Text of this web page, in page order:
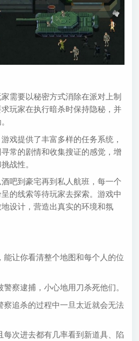
需要以秘密方式消除在派对上制
玩家在执行暗杀时保持隐秘，并
戏提供了丰富多样的任务系统，
常的剧情和收集搜证的感觉，增
战性。
吧到豪宅再到私人航班，每一个
的线索等待玩家去探索。游戏中
设计，营造出真实的环境和氛
能让你看清整个地图和每个人的位
察逮捕，小心地用刀杀死他们。
察追杀的过程中一旦太近就会无法
每次进去都有几率看到新道具、陷